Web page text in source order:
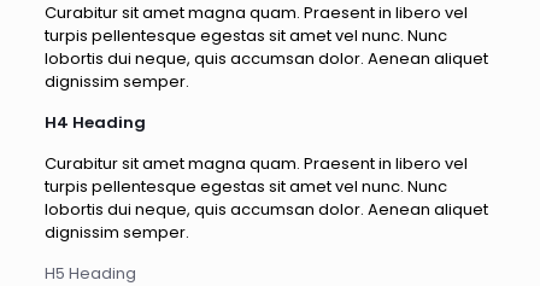
Curabitur sit amet magna quam. Praesent in libero vel
turpis pellentesque egestas sit amet vel nunc. Nunc
lobortis dui neque, quis accumsan dolor. Aenean aliquet
dignissim semper.
H4 Heading
Curabitur sit amet magna quam. Praesent in libero vel
turpis pellentesque egestas sit amet vel nunc. Nunc
lobortis dui neque, quis accumsan dolor. Aenean aliquet
dignissim semper.
H5 Heading